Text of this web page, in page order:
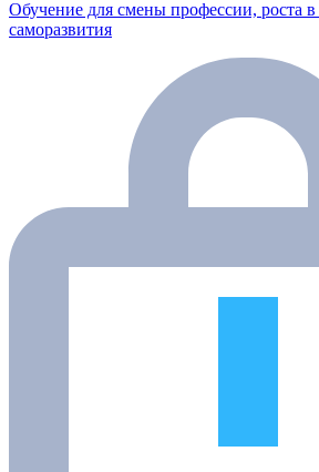
Обучение для смены профессии, роста в
саморазвития